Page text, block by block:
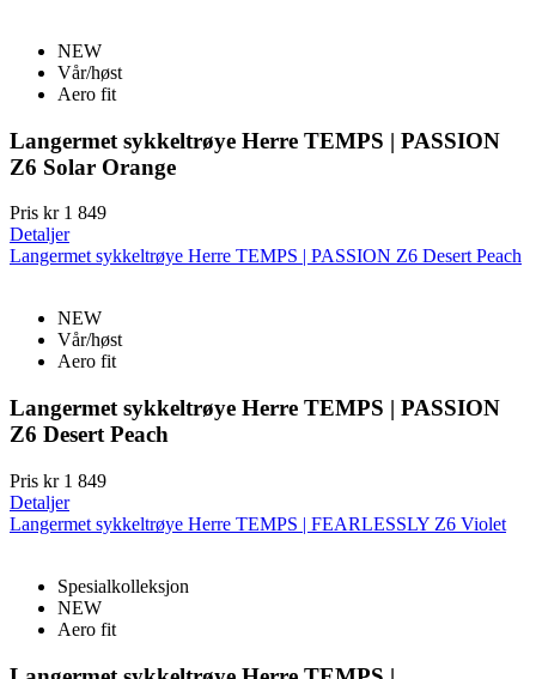
NEW
Vår/høst
Aero fit
Langermet sykkeltrøye Herre TEMPS | PASSION
Z6 Solar Orange
Pris kr 1 849
Detaljer
Langermet sykkeltrøye Herre TEMPS | PASSION Z6 Desert Peach
NEW
Vår/høst
Aero fit
Langermet sykkeltrøye Herre TEMPS | PASSION
Z6 Desert Peach
Pris kr 1 849
Detaljer
Langermet sykkeltrøye Herre TEMPS | FEARLESSLY Z6 Violet
Spesialkolleksjon
NEW
Aero fit